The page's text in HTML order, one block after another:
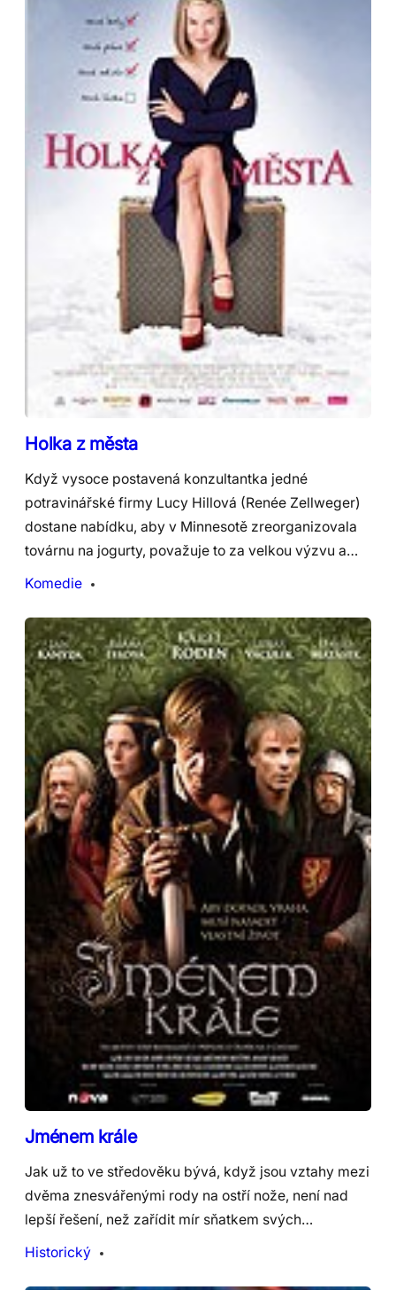
Holka z města
Když vysoce postavená konzultantka jedné
potravinářské firmy Lucy Hillová (Renée Zellweger)
dostane nabídku, aby v Minnesotě zreorganizovala
továrnu na jogurty, považuje to za velkou výzvu a…
Komedie
Jménem krále
Jak už to ve středověku bývá, když jsou vztahy mezi
dvěma znesvářenými rody na ostří nože, není nad
lepší řešení, než zařídit mír sňatkem svých…
Historický